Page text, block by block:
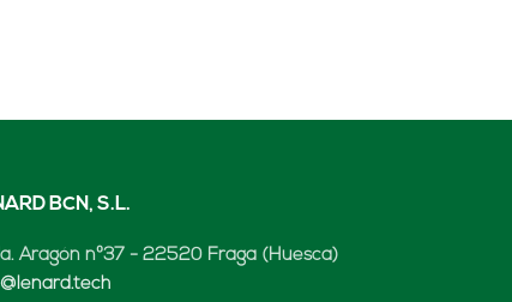
BCN, S.L.
Aragón nº37 - 22520 Fraga (Huesca)